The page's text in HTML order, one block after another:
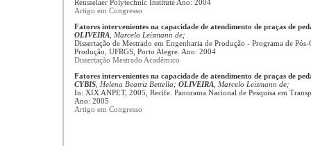
Rensselaer Polytechnic Institute Ano: 2004
Artigo em Congresso
Fatores intervenientes na capacidade de atendimento de praças de
OLIVEIRA , Marcelo Leismann de;
Dissertação de Mestrado em Engenharia de Produção - Programa de
Produção, UFRGS, Porto Alegre. Ano: 2004
Dissertação Mestrado Acadêmico
Fatores intervenientes na capacidade de atendimento de praças de
CYBIS , Helena Beatriz Bettella; OLIVEIRA , Marcelo Leismann de;
In: XIX ANPET, 2005, Recife. Panorama Nacional de Pesquisa em
Ano: 2005
Artigo em Congresso